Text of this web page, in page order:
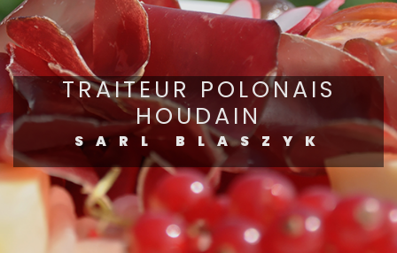
TRAITEUR POLONAIS
HOUDAIN
SARL BLASZYK